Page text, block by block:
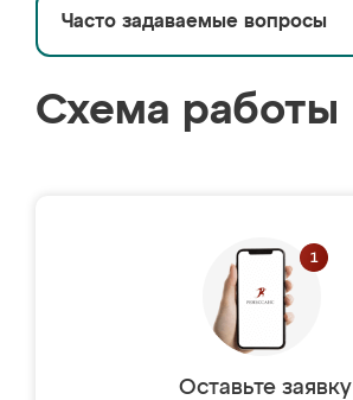
Часто задаваемые вопросы
Схема работы
Оставьте заявку